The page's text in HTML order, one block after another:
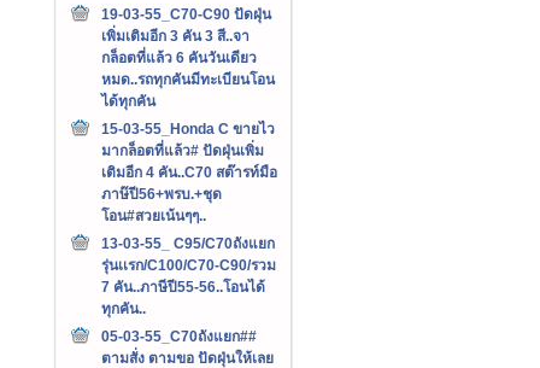
19-03-55_C70-C90 ปัดฝุ่น
เพิ่มเติมอีก 3 คัน 3 สี..จา
กล็อตที่แล้ว 6 คันวันเดียว
หมด..รถทุกคันมีทะเบียนโอน
ได้ทุกคัน
15-03-55_Honda C ขายไว
มากล็อตที่แล้ว# ปัดฝุ่นเพิ่ม
เติมอีก 4 คัน..C70 สต๊ารท์มือ
ภาษ๊ปี56+พรบ.+ชุด
โอน#สวยเน้นๆๆ..
13-03-55_ C95/C70ถังแยก
รุ่นเเรก/C100/C70-C90/รวม
7 คัน..ภาษีปี55-56..โอนได้
ทุกคัน..
05-03-55_C70ถังแยก##
ตามสั่ง ตามขอ ปัดฝุ่นให้เลย